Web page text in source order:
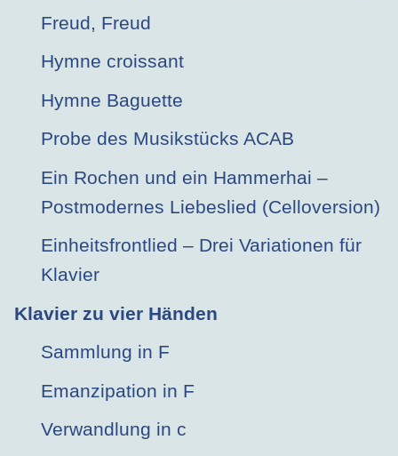
Freud, Freud
Hymne croissant
Hymne Baguette
Probe des Musikstücks ACAB
Ein Rochen und ein Hammerhai –
Postmodernes Liebeslied (Celloversion)
Einheitsfrontlied – Drei Variationen für
Klavier
Klavier zu vier Händen
Sammlung in F
Emanzipation in F
Verwandlung in c